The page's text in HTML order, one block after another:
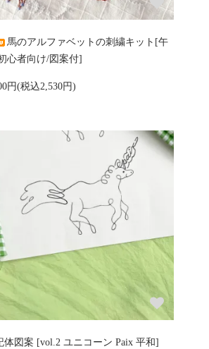
馬のアルファベットの刺繍キット[午
心者向け/図案付]
円(税込2,530円)
体図案 [vol.2 ユニコーン Paix 平和]